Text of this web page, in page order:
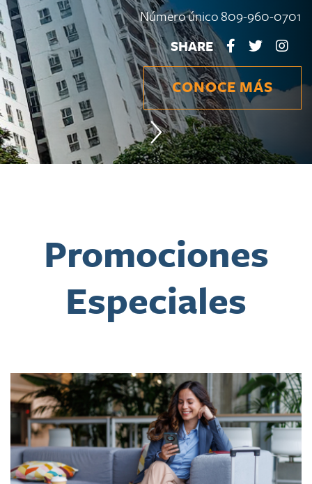
Número único 809-960-0701
SHARE
CONOCE MÁS
Promociones
Especiales